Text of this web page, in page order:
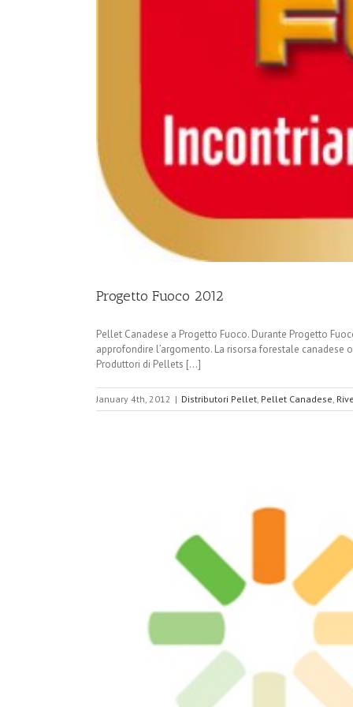
Progetto Fuoco 2012
Pellet Canadese a Progetto Fuoco. Durante Progetto
approfondire l’argomento. La risorsa forestale
Produttori di Pellets [...]
January 4th, 2012 | Distributori Pellet Pellet Canadese